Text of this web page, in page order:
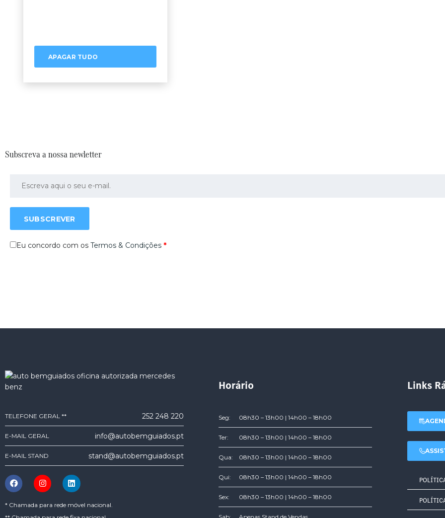
APAGAR TUDO
Subscreva a nossa newletter
SUBSCREVER
Eu concordo com os Termos & Condições *
TELEFONE GERAL ** 252 248 220
E-MAIL GERAL info@autobemguiados.pt
E-MAIL STAND stand@autobemguiados.pt
* Chamada para rede móvel nacional.
Horário
Seg: 08h30 – 13h00 | 14h00 – 18h00
Ter: 08h30 – 13h00 | 14h00 – 18h00
Qua: 08h30 – 13h00 | 14h00 – 18h00
Qui: 08h30 – 13h00 | 14h00 – 18h00
Sex: 08h30 – 13h00 | 14h00 – 18h00
Links